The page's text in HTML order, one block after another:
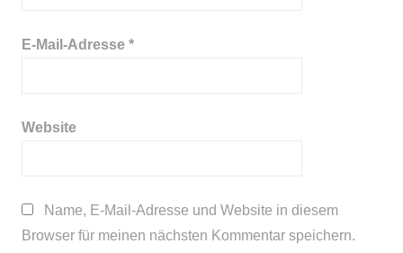
E-Mail-Adresse *
Website
Name, E-Mail-Adresse und Website in diesem
Browser für meinen nächsten Kommentar speichern.